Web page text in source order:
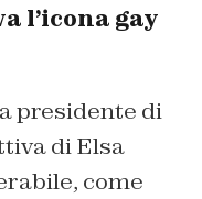
l’icona gay
presidente di
di Elsa
come